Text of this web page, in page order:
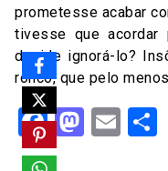
prometesse acabar
tivesse que acordar
decide ignorá-lo?
ronco, que pelo
Facebook